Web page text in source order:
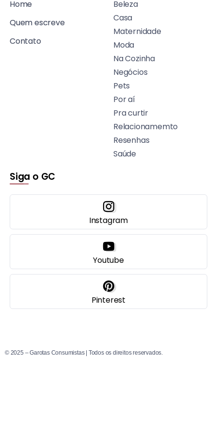
Home
Quem escreve
Contato
Beleza
Casa
Maternidade
Moda
Na Cozinha
Negócios
Pets
Por aí
Pra curtir
Relacionamemto
Resenhas
Saúde
Siga o GC
Instagram
Youtube
Pinterest
© 2025 – Garotas Consumistas | Todos os direitos reservados.